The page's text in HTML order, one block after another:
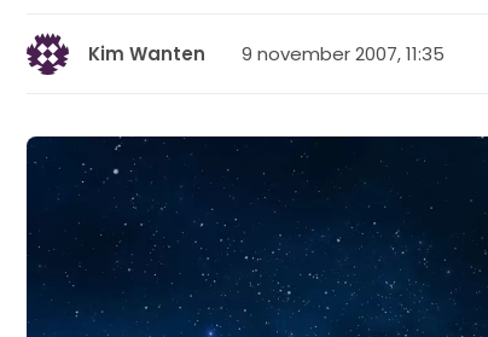
Kim Wanten 9 november 2007, 11:35